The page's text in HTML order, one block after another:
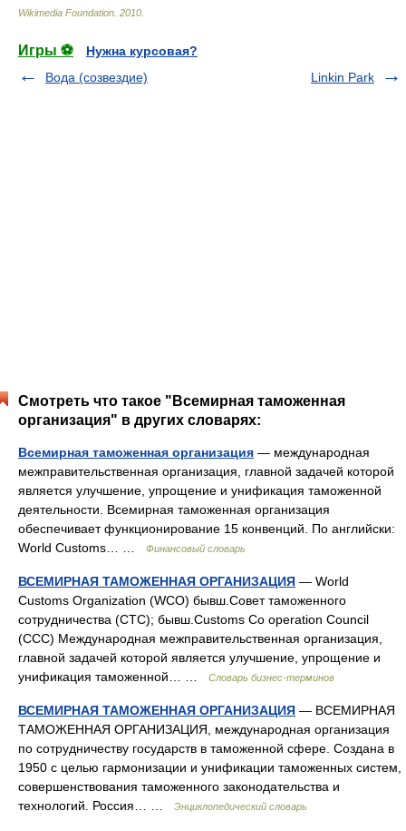
Wikimedia Foundation 2010
Игры ⚽
Нужна курсовая?
Вода (созвездие)
Linkin Park
Смотреть что такое "Всемирная таможенная
организация" в других словарях:
Всемирная таможенная организация — международная
межправительственная организация, главной задачей которой
является улучшение, упрощение и унификация таможенной
деятельности. Всемирная таможенная организация
обеспечивает функционирование 15 конвенций. По английски:
World Customs… …
Финансовый словарь
ВСЕМИРНАЯ ТАМОЖЕННАЯ ОРГАНИЗАЦИЯ — World
Customs Organization (WCO) бывш.Совет таможенного
сотрудничества (СТС); бывш.Customs Co operation Council
(CCC) Международная межправительственная организация,
главной задачей которой является улучшение, упрощение и
унификация таможенной… …
Словарь бизнес-терминов
ВСЕМИРНАЯ ТАМОЖЕННАЯ ОРГАНИЗАЦИЯ — ВСЕМИРНАЯ
ТАМОЖЕННАЯ ОРГАНИЗАЦИЯ, международная организация
по сотрудничеству государств в таможенной сфере. Создана в
1950 с целью гармонизации и унификации таможенных систем,
совершенствования таможенного законодательства и
технологий. Россия… …
Энциклопедический словарь